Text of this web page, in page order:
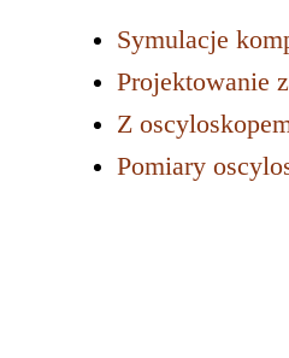
Symulacje
Projektowanie
Z
Pomiary